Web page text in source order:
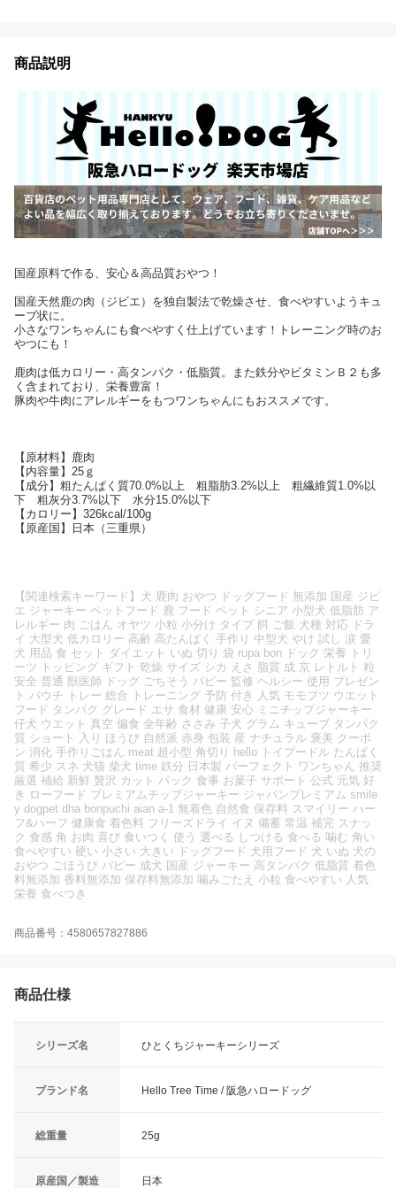
商品説明
国産原料で作る、安心＆高品質おやつ！
国産天然鹿の肉（ジビエ）を独自製法で乾燥させ、食べやすいようキュ
ーブ状に。
小さなワンちゃんにも食べやすく仕上げています！トレーニング時のお
やつにも！
鹿肉は低カロリー・高タンパク・低脂質。また鉄分やビタミンＢ２も多
く含まれており、栄養豊富！
豚肉や牛肉にアレルギーをもつワンちゃんにもおススメです。
【原材料】鹿肉
【内容量】25ｇ
【成分】粗たんぱく質70.0%以上 粗脂肪3.2%以上 粗繊維質1.0%以
下 粗灰分3.7%以下 水分15.0%以下
【カロリー】326kcal/100g
【原産国】日本（三重県）
【関連検索キーワード】犬 鹿肉 おやつ ドッグフード 無添加 国産 ジビ
エ ジャーキー ペットフード 鹿 フード ペット シニア 小型犬 低脂肪 ア
レルギー 肉 ごはん オヤツ 小粒 小分け タイプ 餌 ご飯 犬種 対応 ドラ
イ 大型犬 低カロリー 高齢 高たんぱく 手作り 中型犬 やけ 試し 涙 愛
犬 用品 食 セット ダイエット いぬ 切り 袋 rupa bon ドック 栄養 トリ
ーツ トッピング ギフト 乾燥 サイズ シカ えさ 脂質 成 京 レトルト 粒
安全 普通 獣医師 ドッグ ごちそう パピー 監修 ヘルシー 使用 プレゼン
ト パウチ トレー 総合 トレーニング 予防 付き 人気 モモブツ ウエット
フード タンパク グレード エサ 食材 健康 安心 ミニチップジャーキー
仔犬 ウエット 真空 偏食 全年齢 ささみ 子犬 グラム キューブ タンパク
質 ショート 入り ほうび 自然派 赤身 包装 産 ナチュラル 褒美 クーポ
ン 消化 手作りごはん meat 超小型 角切り hello トイプードル たんぱく
質 希少 スネ 犬猫 柴犬 time 鉄分 日本製 パーフェクト ワンちゃん 推奨
厳選 補給 新鮮 贅沢 カット パック 食事 お菓子 サポート 公式 元気 好
き ローフード プレミアムチップジャーキー ジャパンプレミアム smile
y dogpet dha bonpuchi aian a-1 無着色 自然食 保存料 スマイリー ハー
フ&ハーフ 健康食 着色料 フリーズドライ イヌ 備蓄 常温 補完 スナッ
ク 食感 角 お肉 喜び 食いつく 使う 選べる しつける 食べる 噛む 角い
食べやすい 硬い 小さい 大きい ドッグフード 犬用フード 犬 いぬ 犬の
おやつ ごほうび パピー 成犬 国産 ジャーキー 高タンパク 低脂質 着色
料無添加 香料無添加 保存料無添加 噛みごたえ 小粒 食べやすい 人気
栄養 食べつき
商品番号：4580657827886
商品仕様
シリーズ名 ひとくちジャーキーシリーズ
ブランド名 Hello Tree Time / 阪急ハロードッグ
総重量 25g
原産国／製造 日本